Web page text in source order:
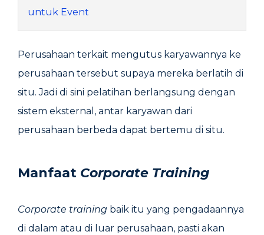
untuk Event
Perusahaan terkait mengutus karyawannya ke
perusahaan tersebut supaya mereka berlatih di
situ. Jadi di sini pelatihan berlangsung dengan
sistem eksternal, antar karyawan dari
perusahaan berbeda dapat bertemu di situ.
Manfaat Corporate Training
Corporate training baik itu yang pengadaannya
di dalam atau di luar perusahaan, pasti akan